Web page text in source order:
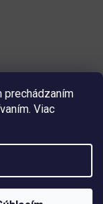
prechádzaním
Viac
Upraviť